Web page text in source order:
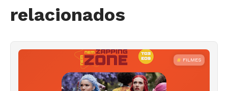
relacionados
FILMES